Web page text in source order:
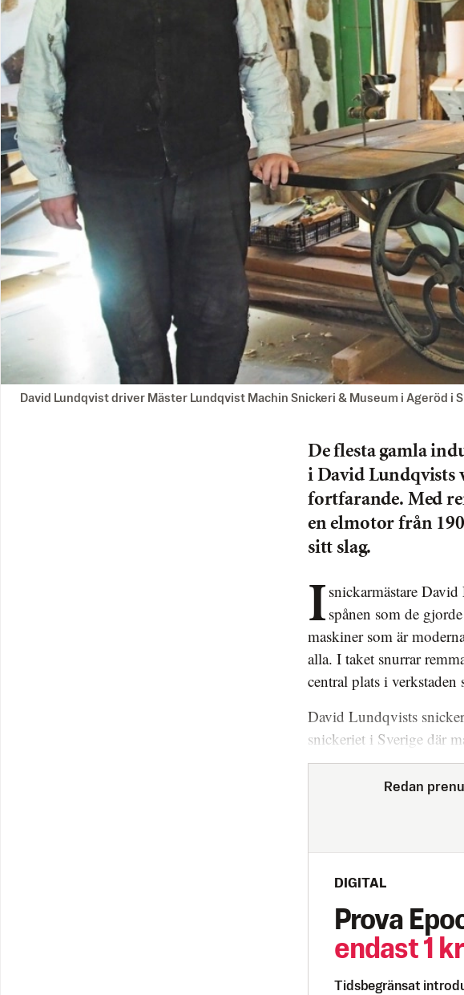
David Lundqvist driver Mäster Lundqvist Machin Snickeri & Museum i Ageröd i
De flesta gamla
i David Lundqvists
fortfarande. Med
en elmotor från
sitt slag.
I snickarmästare David Lundqvists verkstad i Ageröd, Skåne, flyger spånen som de
maskiner som är
alla. I taket snurrar
central plats i
David Lundqvists
snickeriet i Sverige där
Redan
DIGITAL
Prova
endast 1
Tidsbegränsat